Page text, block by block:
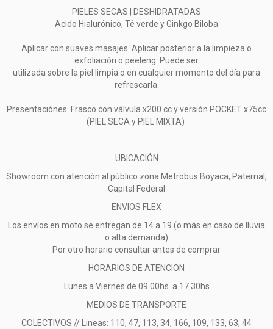
PIELES SECAS | DESHIDRATADAS
Acido Hialurónico, Té verde y Ginkgo Biloba
Aplicar con suaves masajes. Aplicar posterior a la limpieza o
exfoliación o peeleng. Puede ser
utilizada sobre la piel limpia o en cualquier momento del día para
refrescarla.
Presentaciónes: Frasco con válvula x200 cc y versión POCKET x75cc
(PIEL SECA y PIEL MIXTA)
UBICACIÓN
Showroom con atención al público zona Metrobus Boyaca, Paternal,
Capital Federal
ENVIOS FLEX
Los envíos en moto se entregan de 14 a 19 (o más en caso de lluvia
o alta demanda)
Por otro horario consultar antes de comprar
HORARIOS DE ATENCION
Lunes a Viernes de 09.00hs. a 17.30hs
MEDIOS DE TRANSPORTE
COLECTIVOS // Lineas: 110, 47, 113, 34, 166, 109, 133, 63, 44